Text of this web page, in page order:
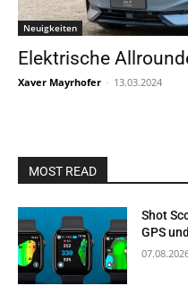
Neuigkeiten
Elektrische
Xaver Mayrhofer - 13.03.2024
MOST READ
Shot
GPS